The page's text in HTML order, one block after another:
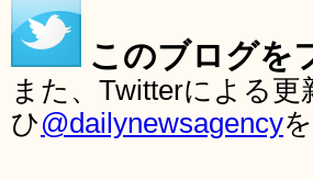
このブログを
また、Twitterによる
ひ@dailynewsagency